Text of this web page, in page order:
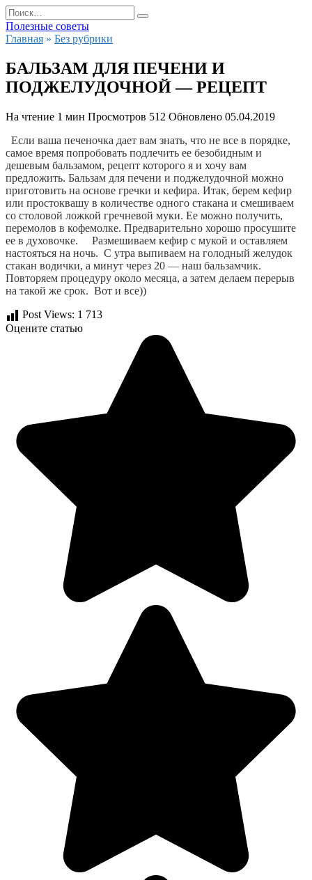
Перейти
к
содержанию
Search
for:
Полезные советы
Главная » Без рубрики
БАЛЬЗАМ ДЛЯ ПЕЧЕНИ И
ПОДЖЕЛУДОЧНОЙ — РЕЦЕПТ
На чтение 1 мин Просмотров 512 Обновлено 05.04.2019
Если ваша печеночка дает вам знать, что не все в порядке,
самое время попробовать подлечить ее безобидным и
дешевым бальзамом, рецепт которого я и хочу вам
предложить. Бальзам для печени и поджелудочной можно
приготовить на основе гречки и кефира. Итак, берем кефир
или простоквашу в количестве одного стакана и смешиваем
со столовой ложкой гречневой муки. Ее можно получить,
перемолов в кофемолке. Предварительно хорошо просушите
ее в духовочке.     Размешиваем кефир с мукой и оставляем
настояться на ночь.  С утра выпиваем на голодный желудок
стакан водички, а минут через 20 — наш бальзамчик.
Повторяем процедуру около месяца, а затем делаем перерыв
на такой же срок.  Вот и все))
Post Views: 1 713
Оцените статью